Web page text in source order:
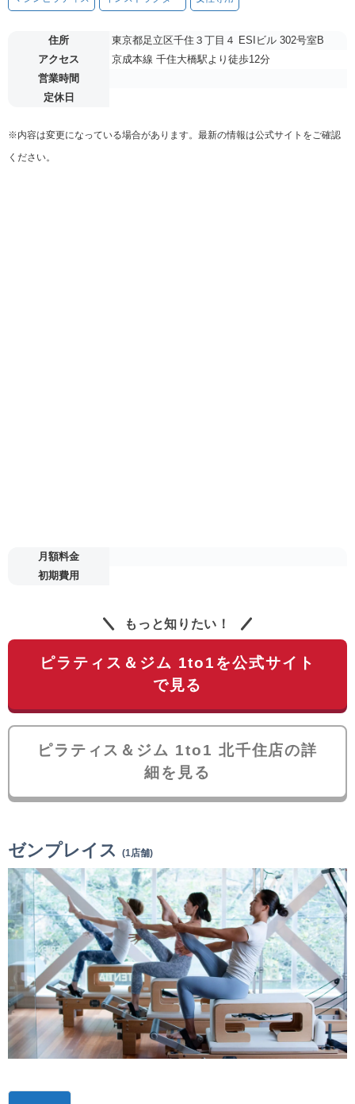
住所
東京都足立区千住３丁目４ ESIビル 302号室B
アクセス
京成本線 千住大橋駅より徒歩12分
営業時間
定休日
※内容は変更になっている場合があります。最新の情報は公式サイトをご確認
ください。
月額料金
初期費用
もっと知りたい！
ピラティス＆ジム 1to1を公式サイト
で見る
ピラティス＆ジム 1to1 北千住店の詳
細を見る
ゼンプレイス (1店舗)